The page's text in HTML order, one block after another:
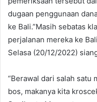
dugaan penggunaan
ke Bali.”Masih sebatas
perjalanan mereka ke
Selasa (20/12/2022)
“Berawal dari salah satu
bos, makanya kita